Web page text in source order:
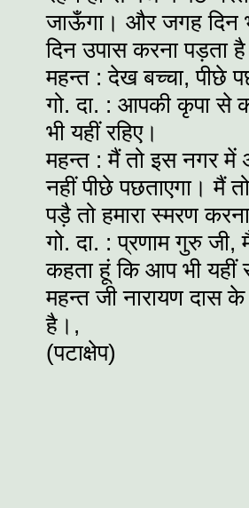
जाऊँगा। और जगह दिन
दिन उपास करना पड़ता
महन्त : देख बच्चा, पीछे
गो. दा. : आपकी कृपा से
भी यहीं रहिए।
महन्त : मैं तो इस नगर में
नहीं पीछे पछताएगा। मैं
पड़ै तो हमारा स्मरण
गो. दा. : प्रणाम गुरु
कहता हूं कि आप भी यहीं
महन्त जी नारायण दास
है।,
(पटाक्षेप)